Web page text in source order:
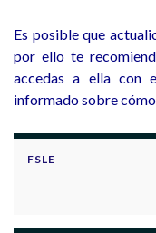
Es posible que
por ello te
accedas a ella con
informado sobre
FSLE